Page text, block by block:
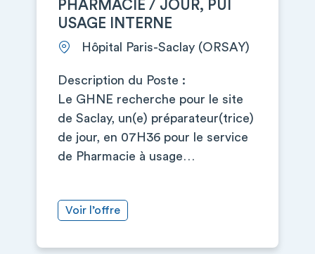
PHARMACIE / JOUR, PUI
USAGE INTERNE
Hôpital Paris-Saclay (ORSAY)
Description du Poste :
Le GHNE recherche pour le site
de Saclay, un(e) préparateur(trice)
de jour, en 07H36 pour le service
de Pharmacie à usage…
Voir l’offre